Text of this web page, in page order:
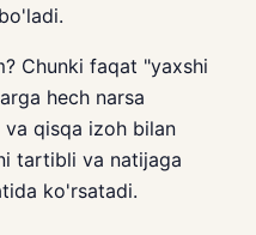
Chunki faqat "yaxshi
hech narsa
qisqa izoh bilan
tartibli va natijaga
ko'rsatadi.